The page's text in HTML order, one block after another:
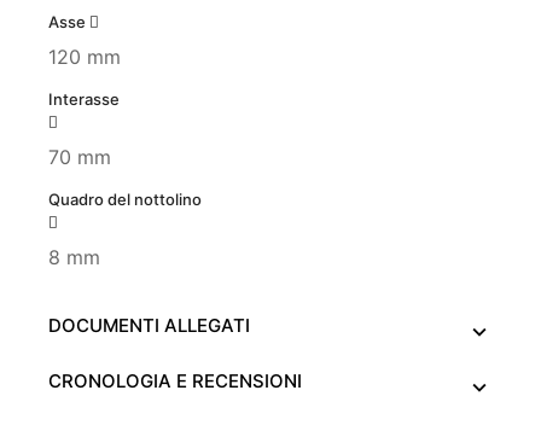
Asse
120 mm
Interasse
70 mm
Quadro del nottolino
8 mm
DOCUMENTI ALLEGATI
CRONOLOGIA E RECENSIONI